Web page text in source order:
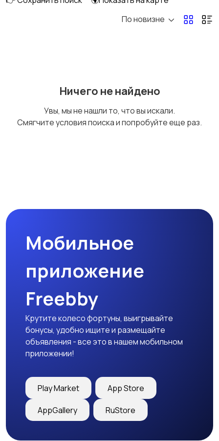
Водные виды спорта
Тренажеры и фитнес Спортивное питание
Другое
По новизне
Ничего не найдено
Увы, мы не нашли то, что вы искали.
Смягчите условия поиска и попробуйте еще раз.
Мобильное
приложение
Freebby
Крутите колесо фортуны, выигрывайте
бонусы, удобно ищите и размещайте
объявления - все это в нашем мобильном
приложении!
Play Market App Store
AppGallery RuStore